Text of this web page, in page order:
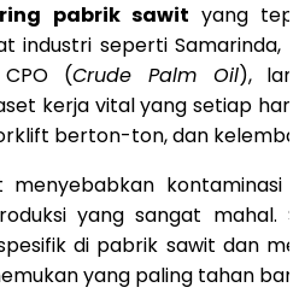
pabrik sawit yang
industri seperti Samarinda,
(Crude Palm Oil),
kerja vital yang setiap
berton-ton, dan
kontaminasi
yang sangat mahal.
di pabrik sawit dan
yang paling tahan